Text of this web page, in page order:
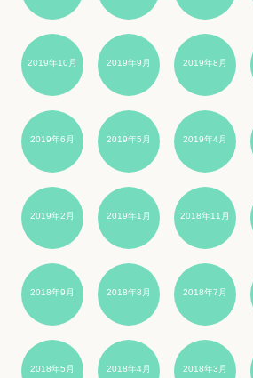
2019年10月 2019年9月 2019年8月
2019年6月 2019年5月 2019年4月
2019年2月 2019年1月 2018年11月
2018年9月 2018年8月 2018年7月
2018年5月 2018年4月 2018年3月